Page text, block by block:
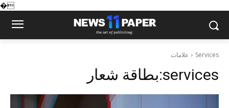
�
علامات Services
بطاقة شعار:services